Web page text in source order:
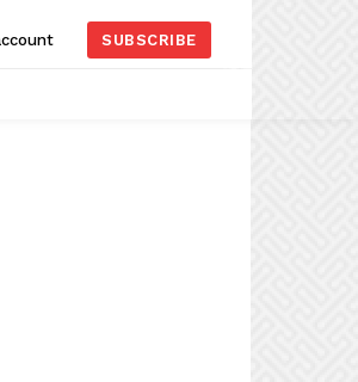
SUBSCRIBE